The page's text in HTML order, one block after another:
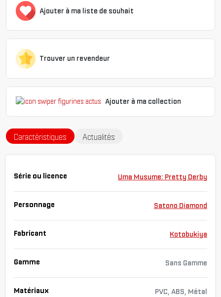
Ajouter à ma liste de souhait
Trouver un revendeur
Ajouter à ma collection
Caractéristiques Actualités
Série ou licence Uma Musume: Pretty Derby
Personnage Satono Diamond
Fabricant Kotobukiya
Gamme Sans Gamme
Matériaux PVC, ABS, Métal